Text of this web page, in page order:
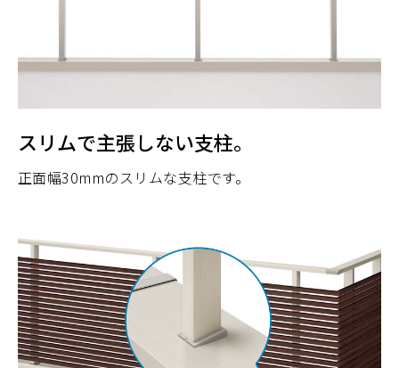
スリムで主張しない支柱。
正面幅30mmのスリムな支柱です。